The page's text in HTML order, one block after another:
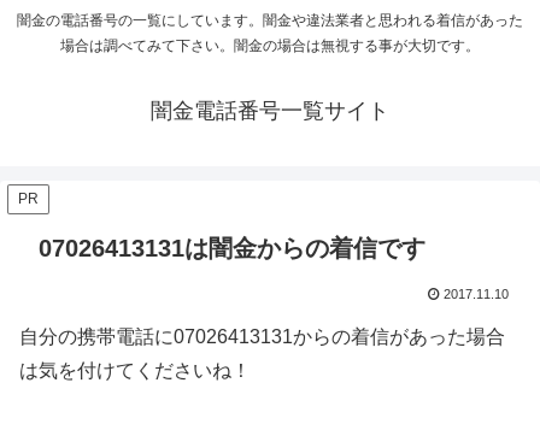
闇金の電話番号の一覧にしています。闇金や違法業者と思われる着信があった
場合は調べてみて下さい。闇金の場合は無視する事が大切です。
闇金電話番号一覧サイト
PR
07026413131は闇金からの着信です
2017.11.10
自分の携帯電話に07026413131からの着信があった場合
は気を付けてくださいね！